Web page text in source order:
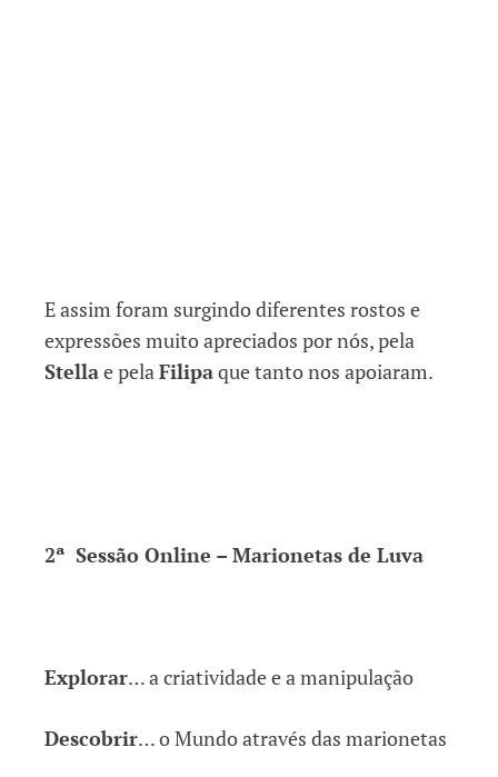
E assim foram surgindo diferentes rostos e
expressões muito apreciados por nós, pela
Stellae pela Filipaque tanto nos apoiaram.
2ª Sessão Online – Marionetas de Luva
Explorar… a criatividade e a manipulação
Descobrir… o Mundo através das marionetas